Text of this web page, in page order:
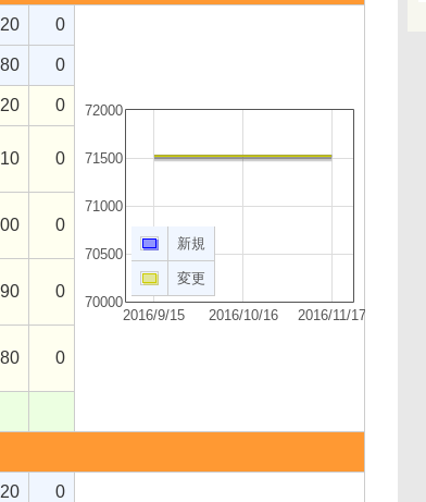
0
2016/9/15 2016/10/16 2016/11/17
70000
70500
71000
71500
72000
新規
変更
0
0
0
0
0
0
0